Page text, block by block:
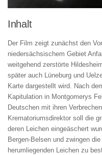
Inhalt
Der Film zeigt zunächst den
niedersächsischem Gebiet
weitgehend zerstörte
später auch Lüneburg und
Karte dargestellt wird. Nach
Kapitulation in Montgomerys
Deutschen mit ihren
Krematoriumsdirektor soll die
deren Leichen eingeäschert
Bergen-Belsen und zwingen
herumliegenden Leichen zu